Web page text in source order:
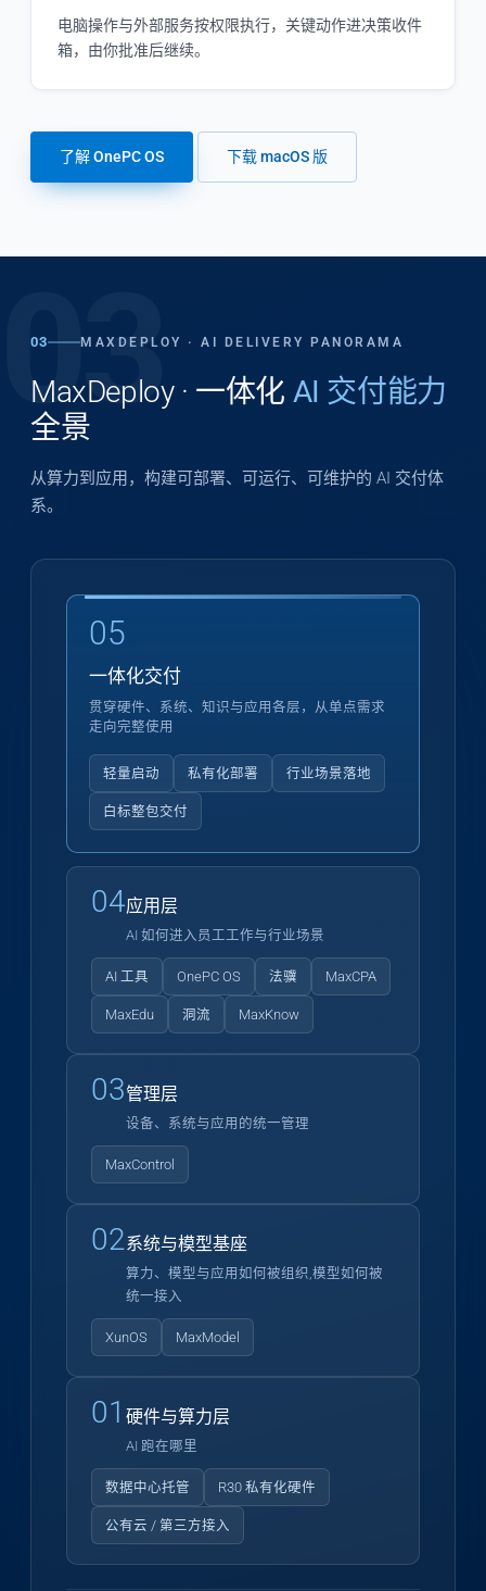
电脑操作与外部服务按权限执行，关键动作进决策收件
箱，由你批准后继续。
了解 OnePC OS 下载 macOS 版
03
03 MAXDEPLOY · AI DELIVERY PANORAMA
MaxDeploy · 一体化 AI 交付能力
全景
从算力到应用，构建可部署、可运行、可维护的 AI 交付体
系。
04应用层
AI 如何进入员工工作与行业场景
AI 工具 OnePC OS 法骥 MaxCPA
MaxEdu 洞流 MaxKnow
03管理层
设备、系统与应用的统一管理
MaxControl
02系统与模型基座
算力、模型与应用如何被组织,模型如何被
统一接入
XunOS MaxModel
01 硬件与算力层
AI 跑在哪里
数据中心托管 R30 私有化硬件
公有云 / 第三方接入
05
一体化交付
贯穿硬件、系统、知识与应用各层，从单点需求
走向完整使用
轻量启动 私有化部署 行业场景落地
白标整包交付